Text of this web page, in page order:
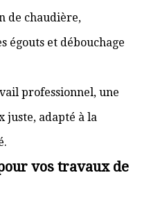
de chaudière,
égouts et débouchage
professionnel, une
juste, adapté à la
vos travaux de